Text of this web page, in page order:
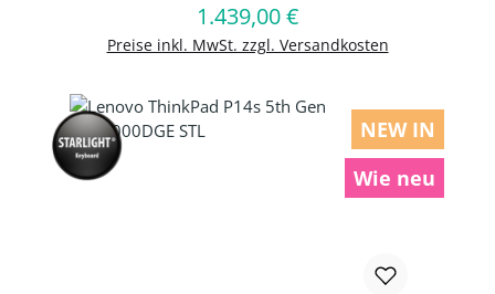
Regulärer Preis:
1.439,00 €
Preise inkl. MwSt. zzgl. Versandkosten
In den Warenkorb
NEW IN
Wie neu